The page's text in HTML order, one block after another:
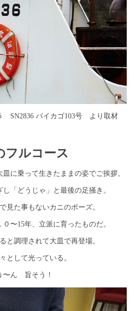
SN2836 バイカゴ103号 より取材
フルコース
に乗って生きたままの姿でご挨拶。
「どうじゃ」と最後の足掻き。
見た事もないカニのポーズ。
〜15年、立派に育ったものだ。
と調理されて大皿で再登場。
として光っている。
〜ん 旨そう！